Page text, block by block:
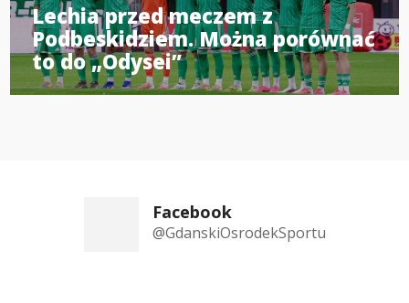
Lechia przed meczem z
Podbeskidziem. Można porównać
to do „Odysei”
Facebook
@GdanskiOsrodekSportu